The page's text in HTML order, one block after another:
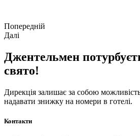
Попередній
Далі
Джентельмен
свято!
Дирекція залишає за собою
надавати знижку на номери в готелі.
Контакти